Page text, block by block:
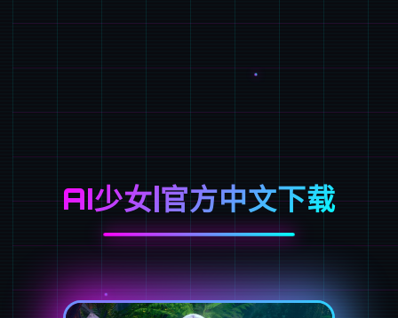
AI少女|官方中文下载